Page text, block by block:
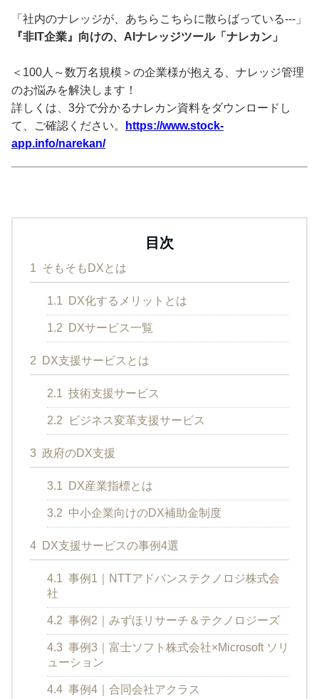
「社内のナレッジが、あちらこちらに散らばっている---」
『非IT企業』向けの、AIナレッジツール「ナレカン」
＜100人～数万名規模＞の企業様が抱える、ナレッジ管理
のお悩みを解決します！
詳しくは、3分で分かるナレカン資料をダウンロードし
て、ご確認ください。
https://www.stock-
app.info/narekan/
目次
1 そもそもDXとは
1.1 DX化するメリットとは
1.2 DXサービス一覧
2 DX支援サービスとは
2.1 技術支援サービス
2.2 ビジネス変革支援サービス
3 政府のDX支援
3.1 DX産業指標とは
3.2 中小企業向けのDX補助金制度
4 DX支援サービスの事例4選
4.1 事例1｜NTTアドバンステクノロジ株式会
社
4.2 事例2｜みずほリサーチ＆テクノロジーズ
4.3 事例3｜富士ソフト株式会社×Microsoft ソリ
ューション
4.4 事例4｜合同会社アクラス